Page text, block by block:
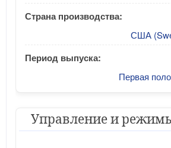
Страна производства:
США
Период выпуска:
Первая
Управление и